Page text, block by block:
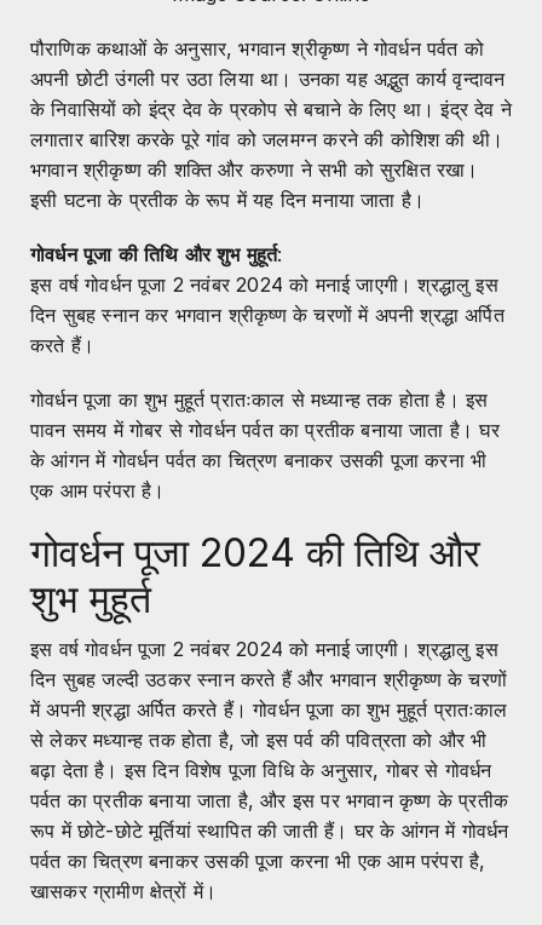
पौराणिक कथाओं के अनुसार, भगवान श्रीकृष्ण ने गोवर्धन पर्वत को
अपनी छोटी उंगली पर उठा लिया था। उनका यह अद्भुत कार्य वृन्दावन
के निवासियों को इंद्र देव के प्रकोप से बचाने के लिए था। इंद्र देव ने
लगातार बारिश करके पूरे गांव को जलमग्न करने की कोशिश की थी।
भगवान श्रीकृष्ण की शक्ति और करुणा ने सभी को सुरक्षित रखा।
इसी घटना के प्रतीक के रूप में यह दिन मनाया जाता है।
गोवर्धन पूजा की तिथि और शुभ मुहूर्त:
इस वर्ष गोवर्धन पूजा 2 नवंबर 2024 को मनाई जाएगी। श्रद्धालु इस
दिन सुबह स्नान कर भगवान श्रीकृष्ण के चरणों में अपनी श्रद्धा अर्पित
करते हैं।
गोवर्धन पूजा का शुभ मुहूर्त प्रातःकाल से मध्यान्ह तक होता है। इस
पावन समय में गोबर से गोवर्धन पर्वत का प्रतीक बनाया जाता है। घर
के आंगन में गोवर्धन पर्वत का चित्रण बनाकर उसकी पूजा करना भी
एक आम परंपरा है।
गोवर्धन पूजा 2024 की तिथि और
शुभ मुहूर्त
इस वर्ष गोवर्धन पूजा 2 नवंबर 2024 को मनाई जाएगी। श्रद्धालु इस
दिन सुबह जल्दी उठकर स्नान करते हैं और भगवान श्रीकृष्ण के चरणों
में अपनी श्रद्धा अर्पित करते हैं। गोवर्धन पूजा का शुभ मुहूर्त प्रातःकाल
से लेकर मध्यान्ह तक होता है, जो इस पर्व की पवित्रता को और भी
बढ़ा देता है। इस दिन विशेष पूजा विधि के अनुसार, गोबर से गोवर्धन
पर्वत का प्रतीक बनाया जाता है, और इस पर भगवान कृष्ण के प्रतीक
रूप में छोटे-छोटे मूर्तियां स्थापित की जाती हैं। घर के आंगन में गोवर्धन
पर्वत का चित्रण बनाकर उसकी पूजा करना भी एक आम परंपरा है,
खासकर ग्रामीण क्षेत्रों में।